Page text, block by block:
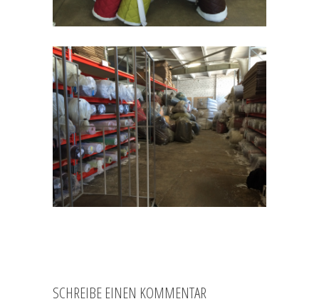
SCHREIBE EINEN KOMMENTAR